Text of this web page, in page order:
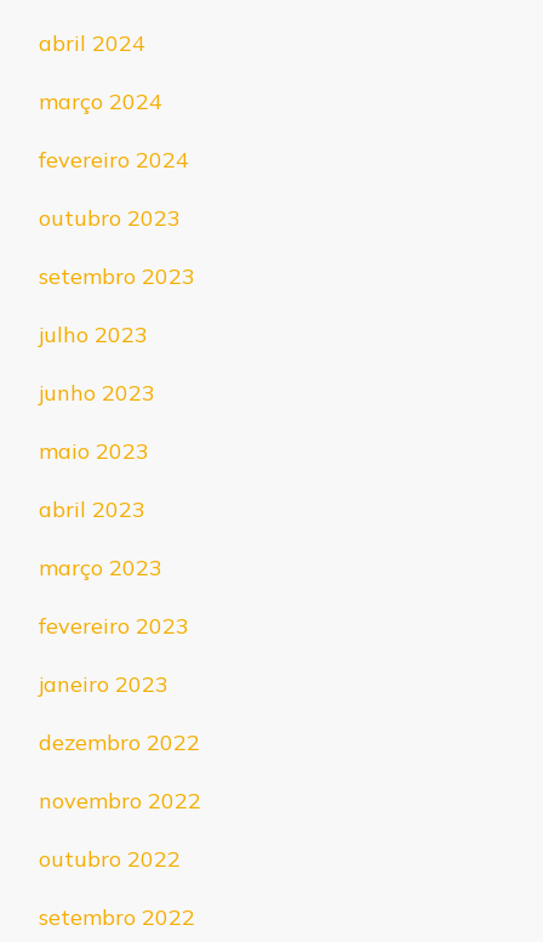
abril 2024
março 2024
fevereiro 2024
outubro 2023
setembro 2023
julho 2023
junho 2023
maio 2023
abril 2023
março 2023
fevereiro 2023
janeiro 2023
dezembro 2022
novembro 2022
outubro 2022
setembro 2022